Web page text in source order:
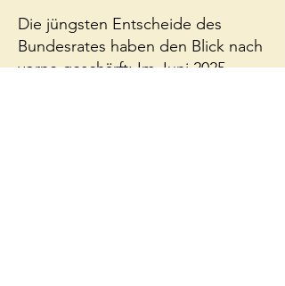
Die jüngsten Entscheide des
Bundesrates haben den Blick nach
vorne geschärft: Im Juni 2025